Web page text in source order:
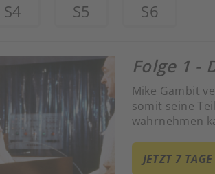
S4 S5 S6
Folge 1 -
Mike Gambit
somit seine
wahrnehmen
JETZT 7